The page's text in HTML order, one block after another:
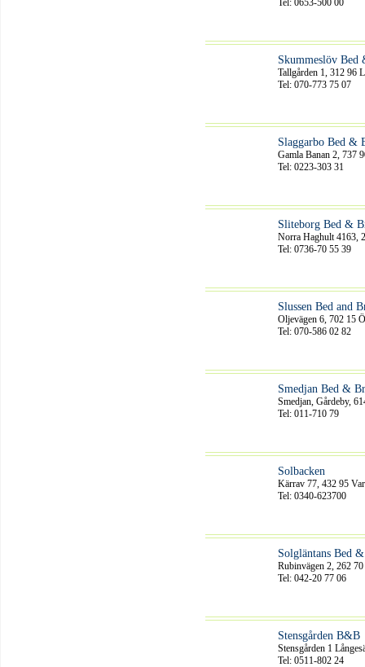
Tel: 0653-500 00
Skummeslöv Bed
Tallgården 1, 312 96
Tel: 070-773 75 07
Slaggarbo Bed &
Gamla Banan 2, 737
Tel: 0223-303 31
Sliteborg Bed &
Norra Haghult 4163,
Tel: 0736-70 55 39
Slussen Bed and
Oljevägen 6, 702 15
Tel: 070-586 02 82
Smedjan Bed &
Smedjan, Gårdeby,
Tel: 011-710 79
Solbacken
Kärrav 77, 432 95
Tel: 0340-623700
Solgläntans Bed
Rubinvägen 2, 262
Tel: 042-20 77 06
Stensgården B&B
Stensgården 1
Tel: 0511-802 24